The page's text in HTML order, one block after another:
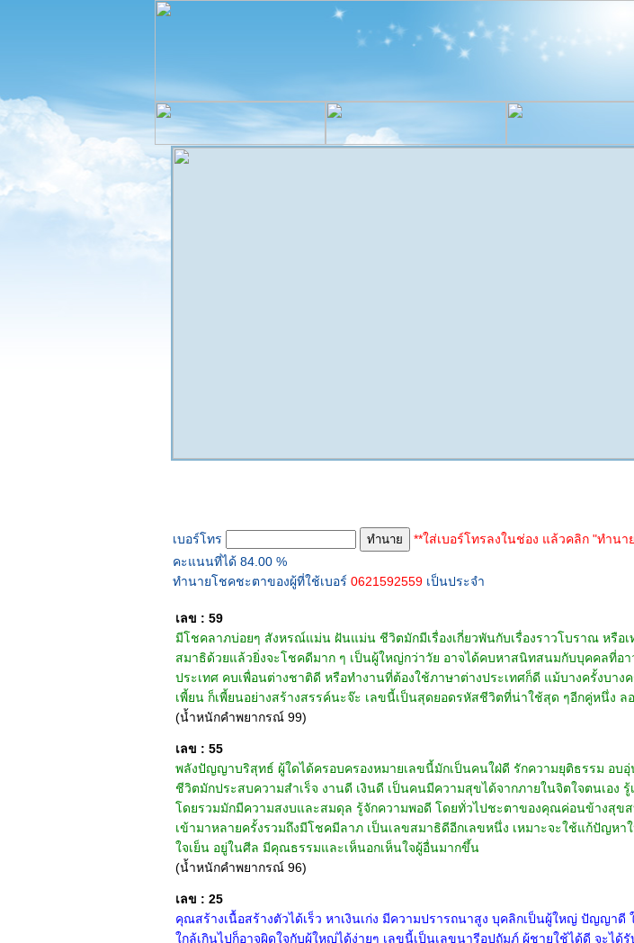
เบอร์โทร
**ใส่เบอร์โทรลงในช่อง แล้วคลิก "ทำนา
คะแนนที่ได้ 84.00 %
ทำนายโชคชะตาของผู้ที่ใช้เบอร์ 0621592559 เป็นประจำ
เลข : 59
มีโชคลาภบ่อยๆ สังหรณ์แม่น ฝันแม่น ชีวิตมักมีเรื่องเกี่ยวพันกับเรื่องราวโบราณ หรื
สมาธิด้วยแล้วยิ่งจะโชคดีมาก ๆ เป็นผู้ใหญ่กว่าวัย อาจได้คบหาสนิทสนมกับบุคคลที่อา
ประเทศ คบเพื่อนต่างชาติดี หรือทำงานที่ต้องใช้ภาษาต่างประเทศก็ดี แม้บางครั้งบา
เพี้ยน ก็เพี้ยนอย่างสร้างสรรค์นะจ๊ะ เลขนี้เป็นสุดยอดรหัสชีวิตที่น่าใช้สุด ๆอีกคู่หนึ่ง ล
(น้ำหนักคำพยากรณ์ 99)
เลข : 55
พลังปัญญาบริสุทธ์ ผู้ใดได้ครอบครองหมายเลขนี้มักเป็นคนใฝ่ดี รักความยุติธรรม อบ
ชีวิตมักประสบความสำเร็จ งานดี เงินดี เป็นคนมีความสุขได้จากภายในจิตใจตนเอ
โดยรวมมักมีความสงบและสมดุล รู้จักความพอดี โดยทั่วไปชะตาของคุณค่อนข้างสุข
เข้ามาหลายครั้งรวมถึงมีโชคมีลาภ เป็นเลขสมาธิดีอีกเลขหนึ่ง เหมาะจะใช้แก้ปัญห
ใจเย็น อยู่ในศีล มีคุณธรรมและเห็นอกเห็นใจผู้อื่นมากขึ้น
(น้ำหนักคำพยากรณ์ 96)
เลข : 25
คุณสร้างเนื้อสร้างตัวได้เร็ว หาเงินเก่ง มีความปรารถนาสูง บุคลิกเป็นผู้ใหญ่ ปัญญา
ใกล้เกินไปก็อาจผิดใจกับผู้ใหญ่ได้ง่ายๆ เลขนี้เป็นเลขนารีอุปถัมภ์ ผู้ชายใช้ได้ดี จะไ